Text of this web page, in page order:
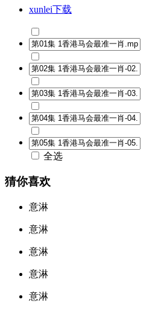
xunlei下载
全选
猜你喜欢
意淋
意淋
意淋
意淋
意淋